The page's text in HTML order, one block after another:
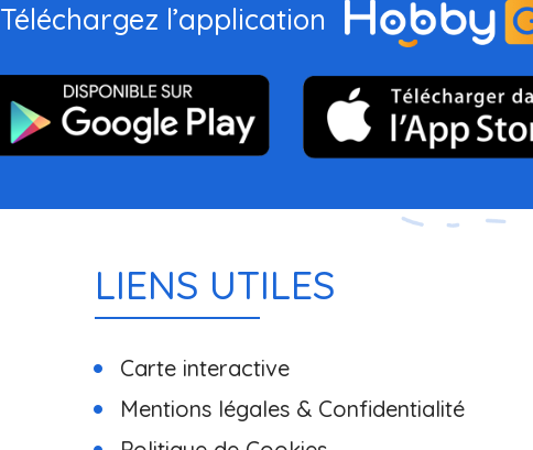
Téléchargez l’application
LIENS UTILES
Carte interactive
Mentions légales & Confidentialité